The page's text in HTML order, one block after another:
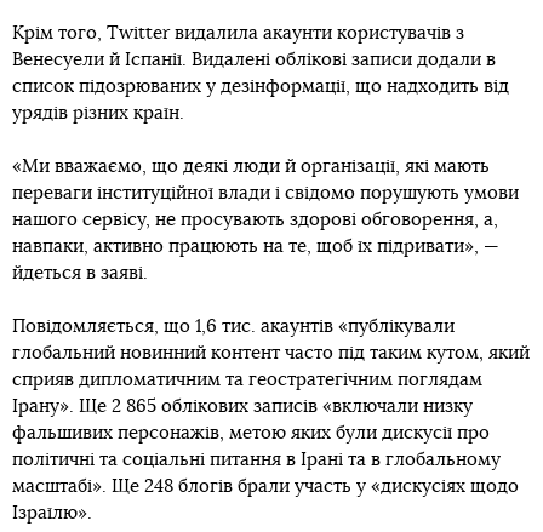
Крім того, Twitter видалила акаунти користувачів з
Венесуели й Іспанії. Видалені облікові записи додали в
список підозрюваних у дезінформації, що надходить від
урядів різних країн.
«Ми вважаємо, що деякі люди й організації, які мають
переваги інституційної влади і свідомо порушують умови
нашого сервісу, не просувають здорові обговорення, а,
навпаки, активно працюють на те, щоб їх підривати», —
йдеться в заяві.
Повідомляється, що 1,6 тис. акаунтів «публікували
глобальний новинний контент часто під таким кутом, який
сприяв дипломатичним та геостратегічним поглядам
Ірану». Ще 2 865 облікових записів «включали низку
фальшивих персонажів, метою яких були дискусії про
політичні та соціальні питання в Ірані та в глобальному
масштабі». Ще 248 блогів брали участь у «дискусіях щодо
Ізраїлю».